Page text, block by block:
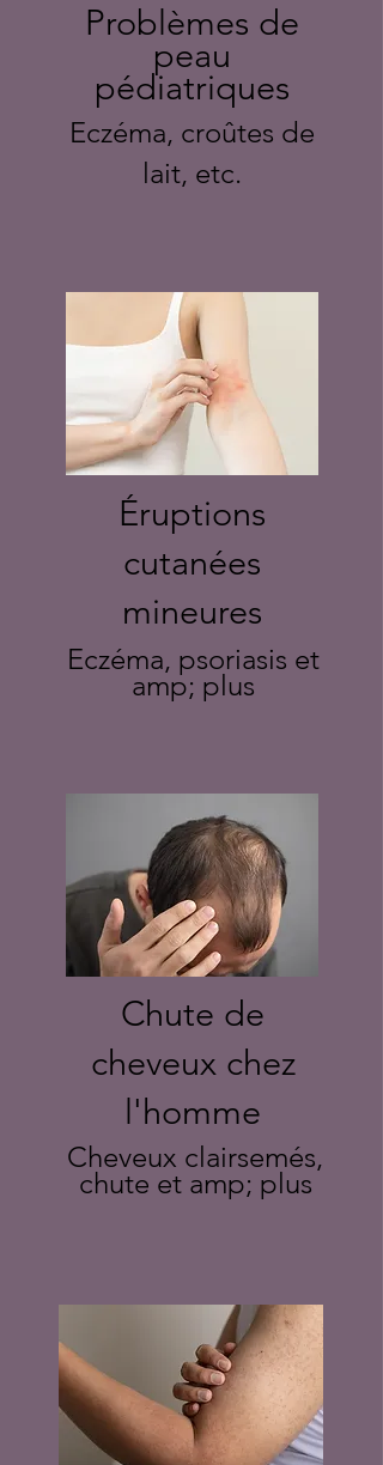
Problèmes de
peau
pédiatriques
Eczéma, croûtes de
lait, etc.
Éruptions
cutanées
mineures
Eczéma, psoriasis et
amp; plus
Chute de
cheveux chez
l'homme
Cheveux clairsemés,
chute et amp; plus